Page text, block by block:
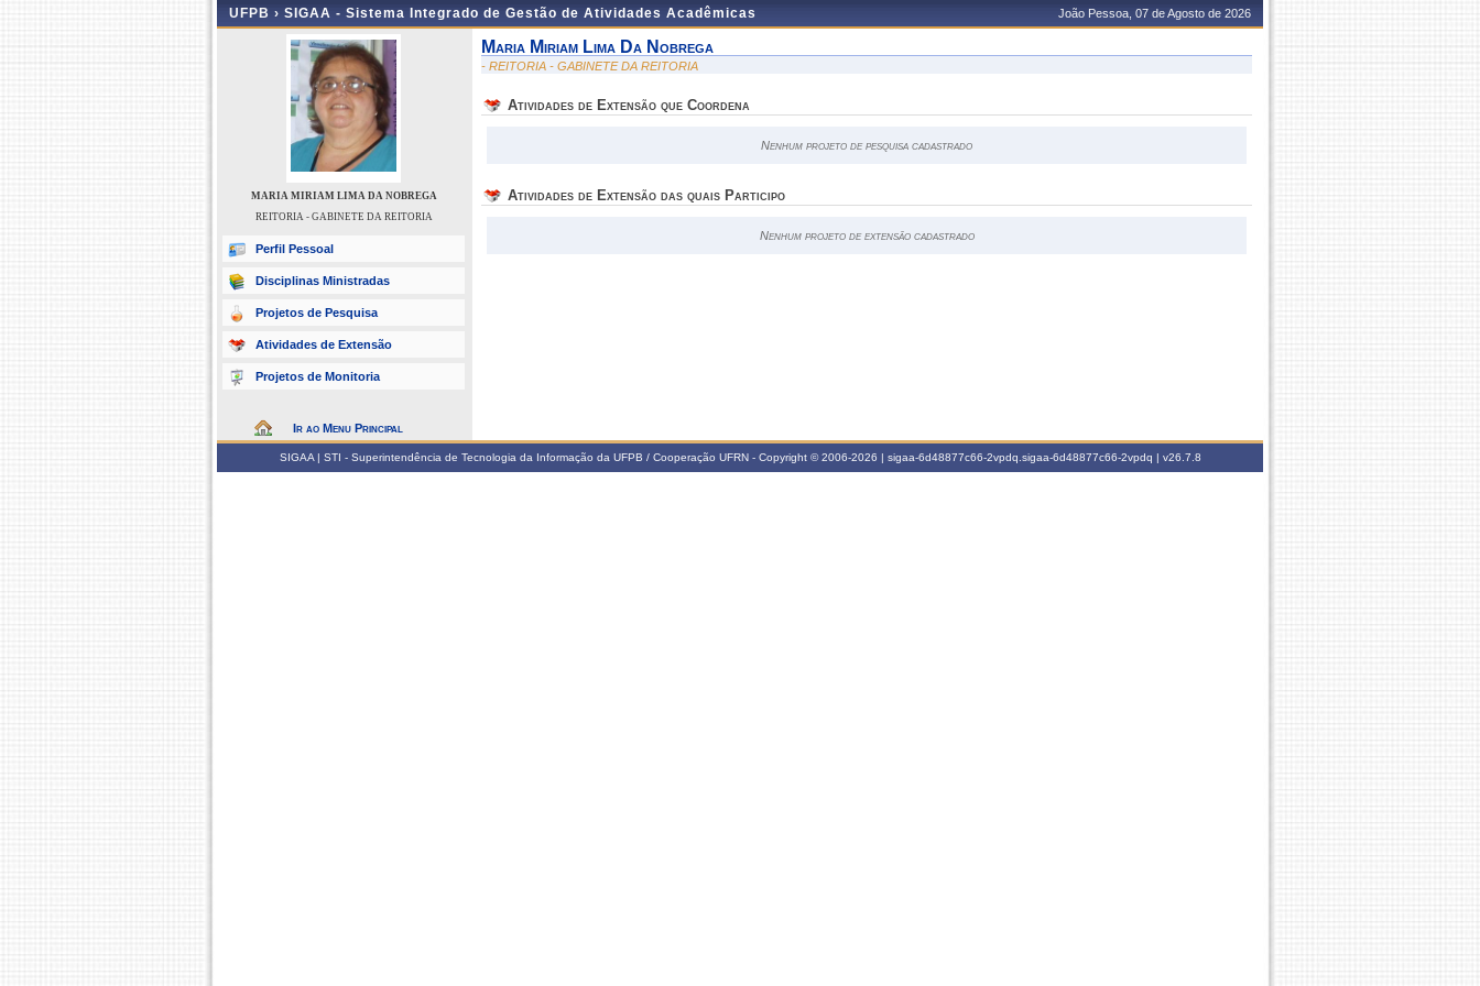
UFPB › SIGAA - Sistema Integrado de Gestão de Atividades Acadêmicas João Pessoa, 07 de Agosto de 2026
MARIA MIRIAM LIMA DA NOBREGA
REITORIA - GABINETE DA REITORIA
Perfil Pessoal
Disciplinas Ministradas
Projetos de Pesquisa
Atividades de Extensão
Projetos de Monitoria
Ir ao Menu Principal
Maria Miriam Lima Da Nobrega
- REITORIA - GABINETE DA REITORIA
Atividades de Extensão que Coordena
Nenhum projeto de pesquisa cadastrado
Atividades de Extensão das quais Participo
Nenhum projeto de extensão cadastrado
SIGAA | STI - Superintendência de Tecnologia da Informação da UFPB / Cooperação UFRN - Copyright © 2006-2026 | sigaa-6d48877c66-2vpdq.sigaa-6d48877c66-2vpdq | v26.7.8